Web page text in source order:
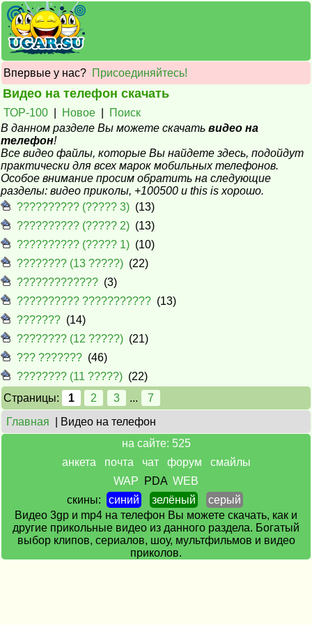
Впервые у нас? Присоединяйтесь!
Видео на телефон скачать
ТОР-100 Новое
Поиск
В данном разделе Вы можете скачать видео на
телефон!
Все видео файлы, которые Вы найдете здесь, подойдут
практически для всех марок мобильных телефонов.
Особое внимание просим обратить на следующие
разделы: видео приколы, +100500 и this is хорошо.
?????????? (????? 3) (13)
?????????? (????? 2) (13)
?????????? (????? 1) (10)
???????? (13 ?????) (22)
????????????? (3)
?????????? ??????????? (13)
??????? (14)
???????? (12 ?????) (21)
??? ??????? (46)
???????? (11 ?????) (22)
Страницы:
1 2 3 ...
7
Главная
| Видео на телефон
на сайте: 525
анкета
почта чат форум
смайлы
WAP
PDA WEB
скины:
синий зелёный
серый
Видео 3gp и mp4 на телефон Вы можете скачать, как и
другие прикольные видео из данного раздела. Богатый
выбор клипов, сериалов, шоу, мультфильмов и видео
приколов.